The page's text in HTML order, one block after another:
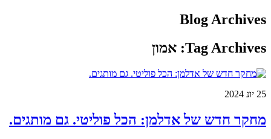
Blog Archives
Tag Archives: אמון
25 יונ 2024
מחקר חדש של אדלמן: הכל פוליטי. גם מותגים.